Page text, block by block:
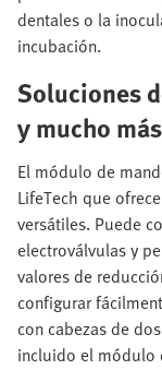
dentales o la
incubación.
Soluciones
y mucho más
El módulo de
LifeTech que
versátiles. Puede
electroválvulas y
valores de
configurar
con cabezas de
incluido el módulo